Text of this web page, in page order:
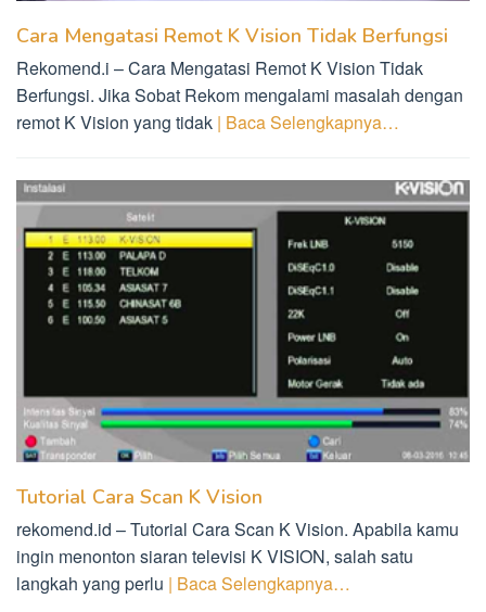
Cara Mengatasi Remot K Vision Tidak Berfungsi
Rekomend.i – Cara Mengatasi Remot K Vision Tidak
Berfungsi. Jika Sobat Rekom mengalami masalah dengan
remot K Vision yang tidak | Baca Selengkapnya…
Tutorial Cara Scan K Vision
rekomend.id – Tutorial Cara Scan K Vision. Apabila kamu
ingin menonton siaran televisi K VISION, salah satu
langkah yang perlu | Baca Selengkapnya…